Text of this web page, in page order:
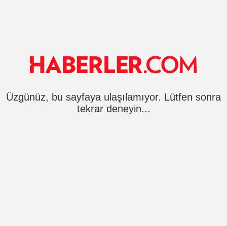
Üzgünüz, bu sayfaya ulaşılamıyor. Lütfen sonra
tekrar deneyin...